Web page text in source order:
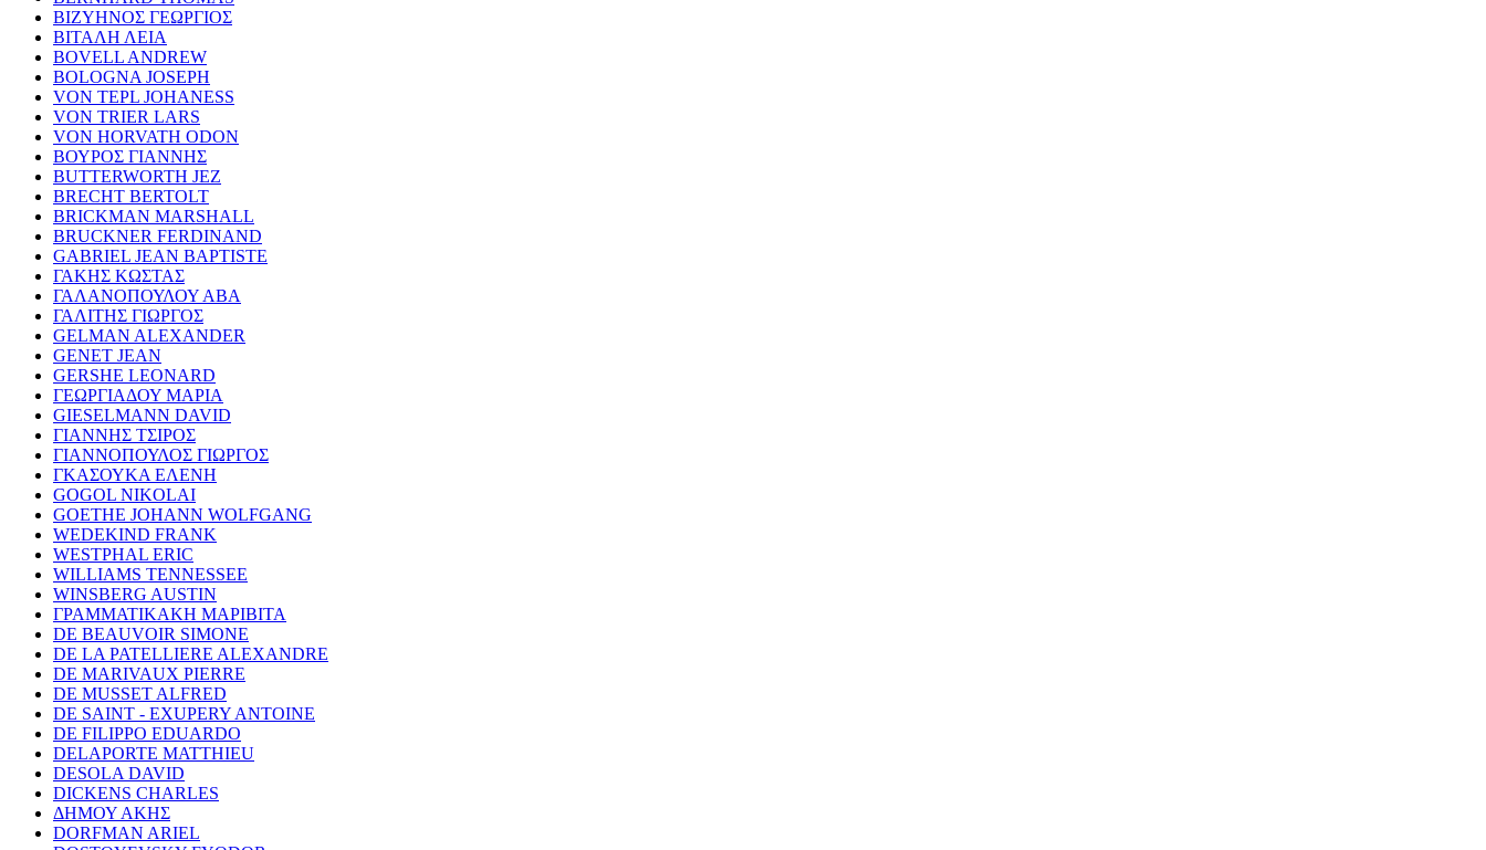
ΒΙΖΥΗΝΟΣ ΓΕΩΡΓΙΟΣ
ΒΙΤΑΛΗ ΛΕΙΑ
BOVELL ANDREW
BOLOGNA JOSEPH
VON TEPL JOHANESS
VON TRIER LARS
VON HORVATH ODON
ΒΟΥΡΟΣ ΓΙΑΝΝΗΣ
BUTTERWORTH JEZ
BRECHT BERTOLT
BRICKMAN MARSHALL
BRUCKNER FERDINAND
GABRIEL JEAN BAPTISTE
ΓΑΚΗΣ ΚΩΣΤΑΣ
ΓΑΛΑΝΟΠΟΥΛΟΥ ΑΒΑ
ΓΑΛΙΤΗΣ ΓΙΩΡΓΟΣ
GELMAN ALEXANDER
GENET JEAN
GERSHE LEONARD
ΓΕΩΡΓΙΑΔΟΥ ΜΑΡΙΑ
GIESELMANN DAVID
ΓΙΑΝΝΗΣ ΤΣΙΡΟΣ
ΓΙΑΝΝΟΠΟΥΛΟΣ ΓΙΩΡΓΟΣ
ΓΚΑΣΟΥΚΑ ΕΛΕΝΗ
GOGOL NIKOLAI
GOETHE JOHANN WOLFGANG
WEDEKIND FRANK
WESTPHAL ERIC
WILLIAMS TENNESSEE
WINSBERG AUSTIN
ΓΡΑΜΜΑΤΙΚΑΚΗ ΜΑΡΙΒΙΤΑ
DE BEAUVOIR SIMONE
DE LA PATELLIERE ALEXANDRE
DE MARIVAUX PIERRE
DE MUSSET ALFRED
DE SAINT - EXUPERY ANTOINE
DE FILIPPO EDUARDO
DELAPORTE MATTHIEU
DESOLA DAVID
DICKENS CHARLES
ΔΗΜΟΥ ΑΚΗΣ
DORFMAN ARIEL